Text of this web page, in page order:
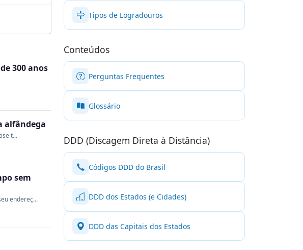
300 anos
alfândega
t...
sem
endereç...
Tipos de Logradouros
Conteúdos
Perguntas Frequentes
Glossário
DDD (Discagem Direta à Distância)
Códigos DDD do Brasil
DDD dos Estados (e Cidades)
DDD das Capitais dos Estados